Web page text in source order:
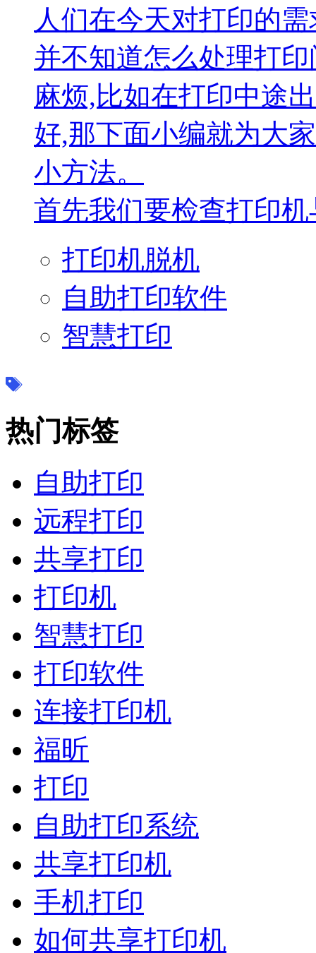
人们在今天对打印的
并不知道怎么处理打
麻烦,比如在打印中途
好,那下面小编就为大
小方法。
首先我们要检查打印
打印机脱机
自助打印软件
智慧打印
热门标签
自助打印
远程打印
共享打印
打印机
智慧打印
打印软件
连接打印机
福昕
打印
自助打印系统
共享打印机
手机打印
如何共享打印机